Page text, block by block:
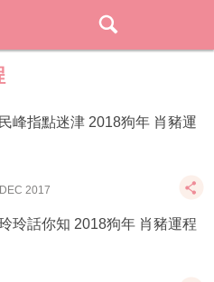
峰指點迷津 2018狗年 肖豬運
2017
玲話你知 2018狗年 肖豬運程